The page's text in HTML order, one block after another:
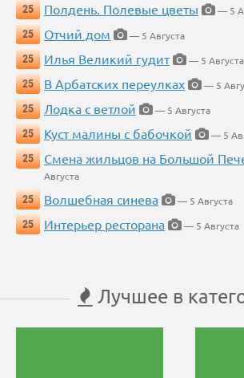
25
Полдень. Полевые цветы
— 5
25
Отчий дом
— 5 Августа
25
Илья Великий гудит
— 5 Августа
25
В Арбатских переулках
— 5
25
Лодка с ветлой
— 5 Августа
25
Куст малины с бабочкой
— 5
25
Смена жильцов на Большой
Августа
25
Волшебная синева
— 5 Августа
25
Интерьер ресторана — 5 Августа
Лучшее в